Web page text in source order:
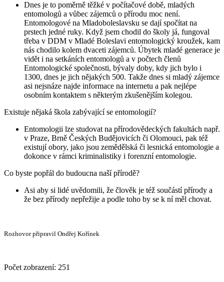
Dnes je to poměrně těžké v počítačové době, mladých
entomologů a vůbec zájemců o přírodu moc není.
Entomologové na Mladoboleslavsku se dají spočítat na
prstech jedné ruky. Když jsem chodil do školy já, fungoval
třeba v DDM v Mladé Boleslavi entomologický kroužek, kam
nás chodilo kolem dvaceti zájemců. Úbytek mladé generace je
vidět i na setkáních entomologů a v počtech členů
Entomologické společnosti, bývaly doby, kdy jich bylo i
1300, dnes je jich nějakých 500. Takže dnes si mladý zájemce
asi nejsnáze najde informace na internetu a pak nejlépe
osobním kontaktem s některým zkušenějším kolegou.
Existuje nějaká škola zabývající se entomologií?
Entomologii lze studovat na přírodovědeckých fakultách např.
v Praze, Brně Českých Budějovicích či Olomouci, pak též
existují obory, jako jsou zemědělská či lesnická entomologie a
dokonce v rámci kriminalistiky i forenzní entomologie.
Co byste popřál do budoucna naší přírodě?
Asi aby si lidé uvědomili, že člověk je též součástí přírody a
že bez přírody nepřežije a podle toho by se k ní měl chovat.
Rozhovor připravil Ondřej Kořínek
Počet zobrazení: 251